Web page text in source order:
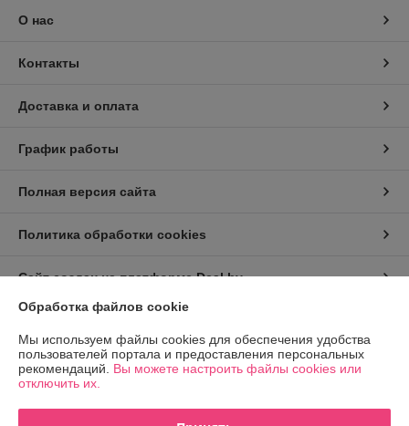
О нас
Контакты
Доставка и оплата
График работы
Полная версия сайта
Политика обработки cookies
Сайт создан на платформе Deal.by
Информация для покупателя
Юридическое лицо:ООО "Прокат Петрович"
г. Минск, ул. Гурского, д. 37, пом. 5Н, ком. 23
Регистрационный номер ЕГР: 193215798
Обработка файлов cookie
Мы используем файлы cookies для обеспечения удобства
пользователей портала и предоставления персональных
рекомендаций. Вы можете настроить файлы cookies или
отключить их.